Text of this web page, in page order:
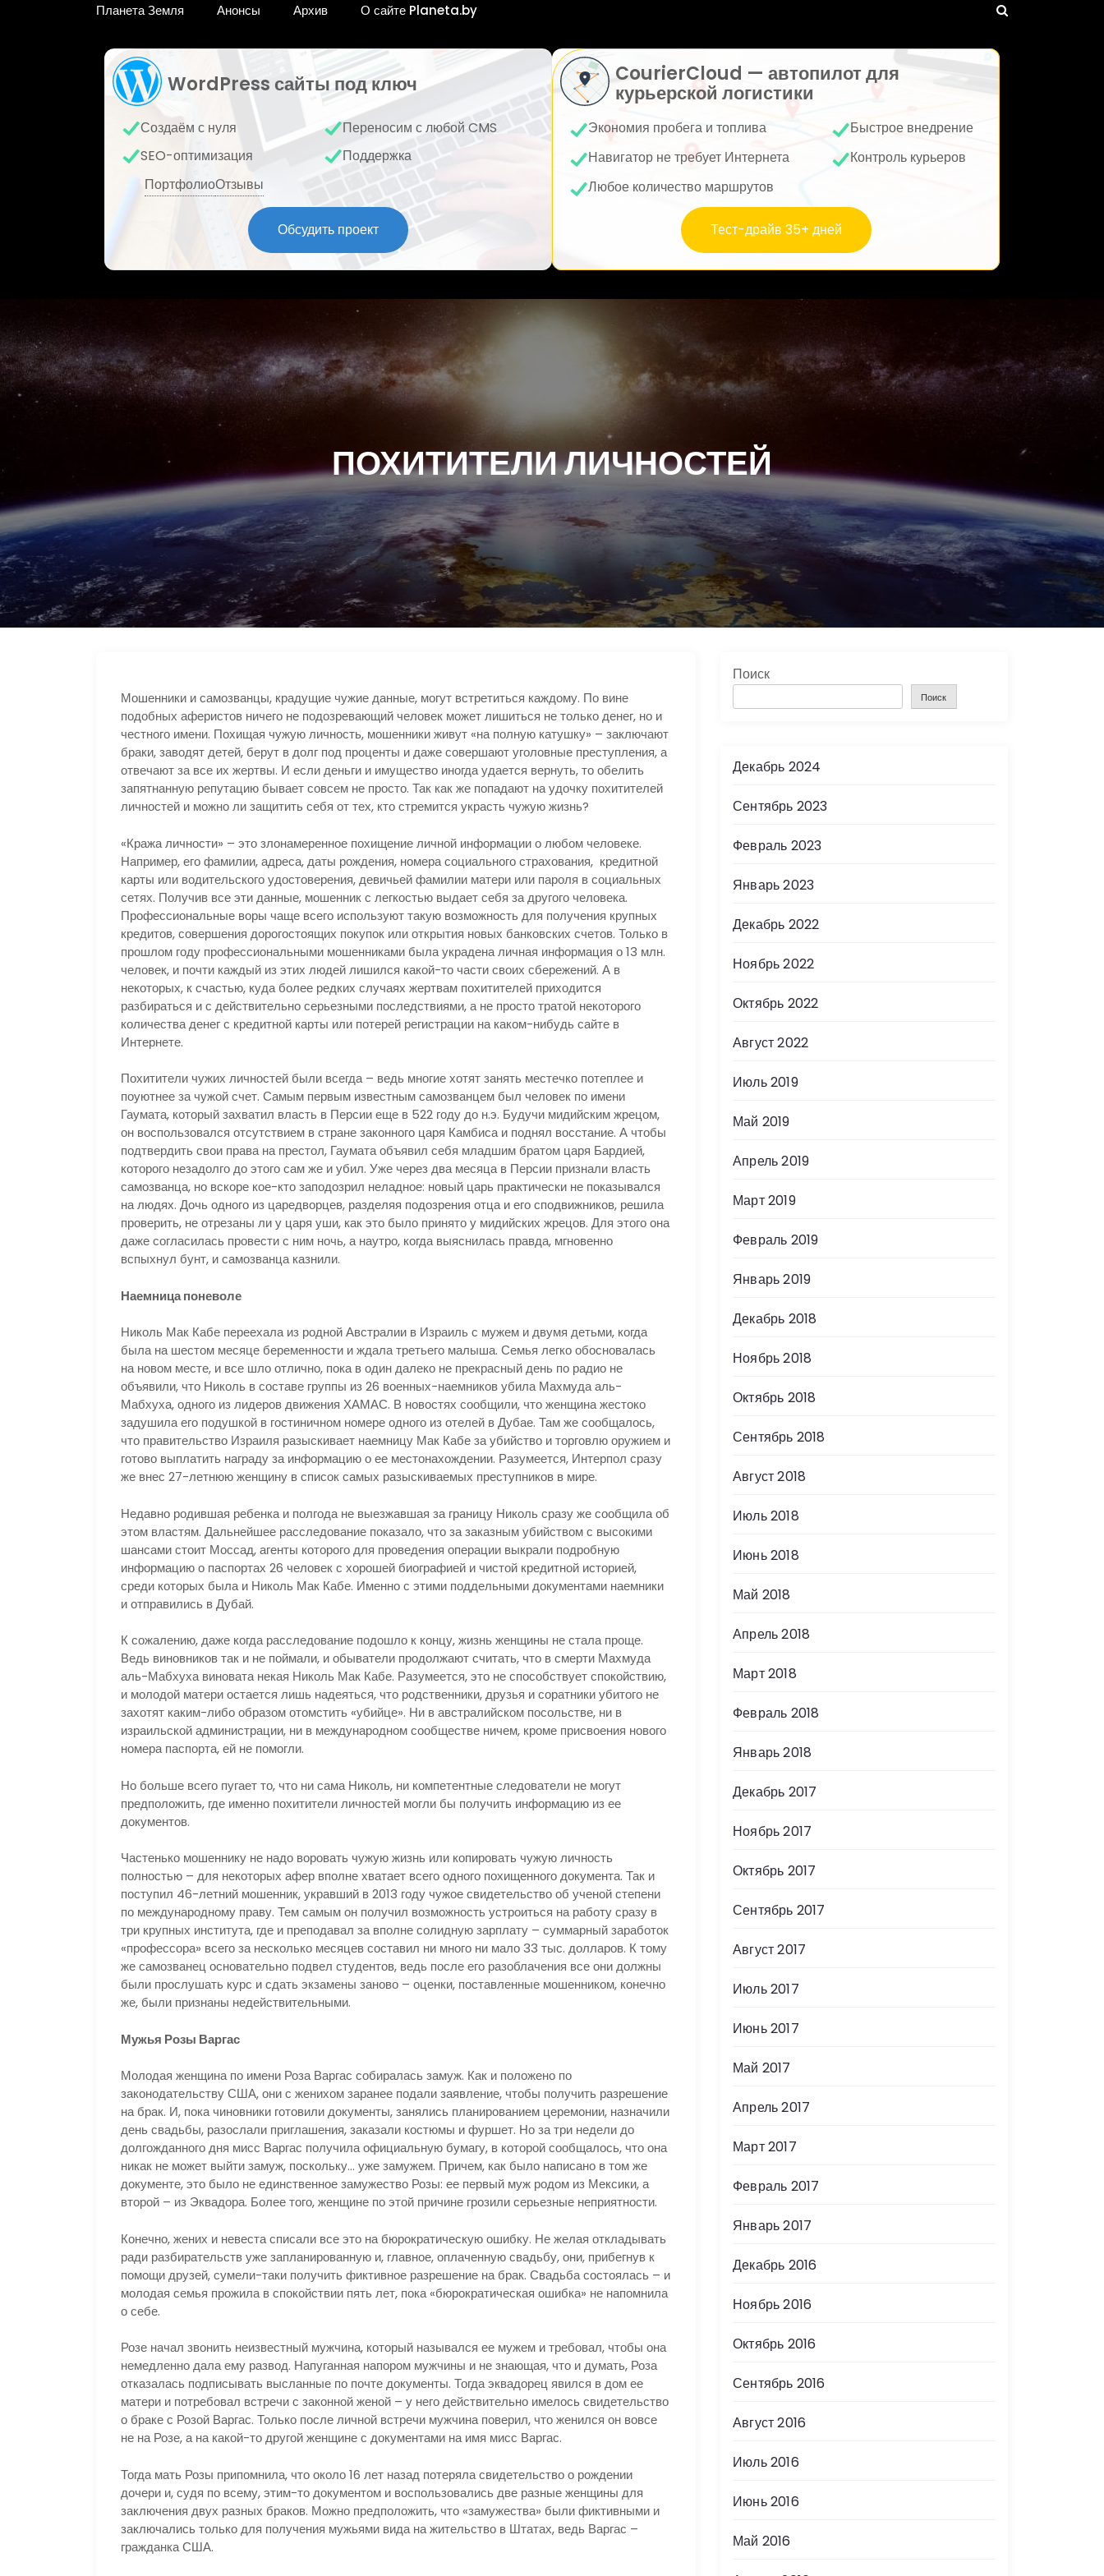
Планета Земля Анонсы Архив О сайте Planeta.by
WordPress сайты под ключ
Создаём с нуля
Переносим с любой CMS
SEO-оптимизация
Поддержка
ПортфолиоОтзывы
Обсудить проект
CourierCloud — автопилот для
курьерской логистики
Экономия пробега и топлива
Быстрое внедрение
Навигатор не требует Интернета
Контроль курьеров
Любое количество маршрутов
Тест-драйв 35+ дней
ПОХИТИТЕЛИ ЛИЧНОСТЕЙ
Мошенники и самозванцы, крадущие чужие данные, могут встретиться каждому. По вине
подобных аферистов ничего не подозревающий человек может лишиться не только денег, но и
честного имени. Похищая чужую личность, мошенники живут «на полную катушку» – заключают
браки, заводят детей, берут в долг под проценты и даже совершают уголовные преступления, а
отвечают за все их жертвы. И если деньги и имущество иногда удается вернуть, то обелить
запятнанную репутацию бывает совсем не просто. Так как же попадают на удочку похитителей
личностей и можно ли защитить себя от тех, кто стремится украсть чужую жизнь?
«Кража личности» – это злонамеренное похищение личной информации о любом человеке.
Например, его фамилии, адреса, даты рождения, номера социального страхования, кредитной
карты или водительского удостоверения, девичьей фамилии матери или пароля в социальных
сетях. Получив все эти данные, мошенник с легкостью выдает себя за другого человека.
Профессиональные воры чаще всего используют такую возможность для получения крупных
кредитов, совершения дорогостоящих покупок или открытия новых банковских счетов. Только в
прошлом году профессиональными мошенниками была украдена личная информация о 13 млн.
человек, и почти каждый из этих людей лишился какой-то части своих сбережений. А в
некоторых, к счастью, куда более редких случаях жертвам похитителей приходится
разбираться и с действительно серьезными последствиями, а не просто тратой некоторого
количества денег с кредитной карты или потерей регистрации на каком-нибудь сайте в
Интернете.
Похитители чужих личностей были всегда – ведь многие хотят занять местечко потеплее и
поуютнее за чужой счет. Самым первым известным самозванцем был человек по имени
Гаумата, который захватил власть в Персии еще в 522 году до н.э. Будучи мидийским жрецом,
он воспользовался отсутствием в стране законного царя Камбиса и поднял восстание. А чтобы
подтвердить свои права на престол, Гаумата объявил себя младшим братом царя Бардией,
которого незадолго до этого сам же и убил. Уже через два месяца в Персии признали власть
самозванца, но вскоре кое-кто заподозрил неладное: новый царь практически не показывался
на людях. Дочь одного из царедворцев, разделяя подозрения отца и его сподвижников, решила
проверить, не отрезаны ли у царя уши, как это было принято у мидийских жрецов. Для этого она
даже согласилась провести с ним ночь, а наутро, когда выяснилась правда, мгновенно
вспыхнул бунт, и самозванца казнили.
Наемница поневоле
Николь Мак Кабе переехала из родной Австралии в Израиль с мужем и двумя детьми, когда
была на шестом месяце беременности и ждала третьего малыша. Семья легко обосновалась
на новом месте, и все шло отлично, пока в один далеко не прекрасный день по радио не
объявили, что Николь в составе группы из 26 военных-наемников убила Махмуда аль-
Мабхуха, одного из лидеров движения ХАМАС. В новостях сообщили, что женщина жестоко
задушила его подушкой в гостиничном номере одного из отелей в Дубае. Там же сообщалось,
что правительство Израиля разыскивает наемницу Мак Кабе за убийство и торговлю оружием и
готово выплатить награду за информацию о ее местонахождении. Разумеется, Интерпол сразу
же внес 27-летнюю женщину в список самых разыскиваемых преступников в мире.
Недавно родившая ребенка и полгода не выезжавшая за границу Николь сразу же сообщила об
этом властям. Дальнейшее расследование показало, что за заказным убийством с высокими
шансами стоит Моссад, агенты которого для проведения операции выкрали подробную
информацию о паспортах 26 человек с хорошей биографией и чистой кредитной историей,
среди которых была и Николь Мак Кабе. Именно с этими поддельными документами наемники
и отправились в Дубай.
К сожалению, даже когда расследование подошло к концу, жизнь женщины не стала проще.
Ведь виновников так и не поймали, и обыватели продолжают считать, что в смерти Махмуда
аль-Мабхуха виновата некая Николь Мак Кабе. Разумеется, это не способствует спокойствию,
и молодой матери остается лишь надеяться, что родственники, друзья и соратники убитого не
захотят каким-либо образом отомстить «убийце». Ни в австралийском посольстве, ни в
израильской администрации, ни в международном сообществе ничем, кроме присвоения нового
номера паспорта, ей не помогли.
Но больше всего пугает то, что ни сама Николь, ни компетентные следователи не могут
предположить, где именно похитители личностей могли бы получить информацию из ее
документов.
Частенько мошеннику не надо воровать чужую жизнь или копировать чужую личность
полностью – для некоторых афер вполне хватает всего одного похищенного документа. Так и
поступил 46-летний мошенник, укравший в 2013 году чужое свидетельство об ученой степени
по международному праву. Тем самым он получил возможность устроиться на работу сразу в
три крупных института, где и преподавал за вполне солидную зарплату – суммарный заработок
«профессора» всего за несколько месяцев составил ни много ни мало 33 тыс. долларов. К тому
же самозванец основательно подвел студентов, ведь после его разоблачения все они должны
были прослушать курс и сдать экзамены заново – оценки, поставленные мошенником, конечно
же, были признаны недействительными.
Мужья Розы Варгас
Молодая женщина по имени Роза Варгас собиралась замуж. Как и положено по
законодательству США, они с женихом заранее подали заявление, чтобы получить разрешение
на брак. И, пока чиновники готовили документы, занялись планированием церемонии, назначили
день свадьбы, разослали приглашения, заказали костюмы и фуршет. Но за три недели до
долгожданного дня мисс Варгас получила официальную бумагу, в которой сообщалось, что она
никак не может выйти замуж, поскольку… уже замужем. Причем, как было написано в том же
документе, это было не единственное замужество Розы: ее первый муж родом из Мексики, а
второй – из Эквадора. Более того, женщине по этой причине грозили серьезные неприятности.
Конечно, жених и невеста списали все это на бюрократическую ошибку. Не желая откладывать
ради разбирательств уже запланированную и, главное, оплаченную свадьбу, они, прибегнув к
помощи друзей, сумели-таки получить фиктивное разрешение на брак. Свадьба состоялась – и
молодая семья прожила в спокойствии пять лет, пока «бюрократическая ошибка» не напомнила
о себе.
Розе начал звонить неизвестный мужчина, который назывался ее мужем и требовал, чтобы она
немедленно дала ему развод. Напуганная напором мужчины и не знающая, что и думать, Роза
отказалась подписывать высланные по почте документы. Тогда эквадорец явился в дом ее
матери и потребовал встречи с законной женой – у него действительно имелось свидетельство
о браке с Розой Варгас. Только после личной встречи мужчина поверил, что женился он вовсе
не на Розе, а на какой-то другой женщине с документами на имя мисс Варгас.
Тогда мать Розы припомнила, что около 16 лет назад потеряла свидетельство о рождении
дочери и, судя по всему, этим-то документом и воспользовались две разные женщины для
заключения двух разных браков. Можно предположить, что «замужества» были фиктивными и
заключались только для получения мужьями вида на жительство в Штатах, ведь Варгас –
гражданка США.
Поиск
Поиск
Декабрь 2024
Сентябрь 2023
Февраль 2023
Январь 2023
Декабрь 2022
Ноябрь 2022
Октябрь 2022
Август 2022
Июль 2019
Май 2019
Апрель 2019
Март 2019
Февраль 2019
Январь 2019
Декабрь 2018
Ноябрь 2018
Октябрь 2018
Сентябрь 2018
Август 2018
Июль 2018
Июнь 2018
Май 2018
Апрель 2018
Март 2018
Февраль 2018
Январь 2018
Декабрь 2017
Ноябрь 2017
Октябрь 2017
Сентябрь 2017
Август 2017
Июль 2017
Июнь 2017
Май 2017
Апрель 2017
Март 2017
Февраль 2017
Январь 2017
Декабрь 2016
Ноябрь 2016
Октябрь 2016
Сентябрь 2016
Август 2016
Июль 2016
Июнь 2016
Май 2016